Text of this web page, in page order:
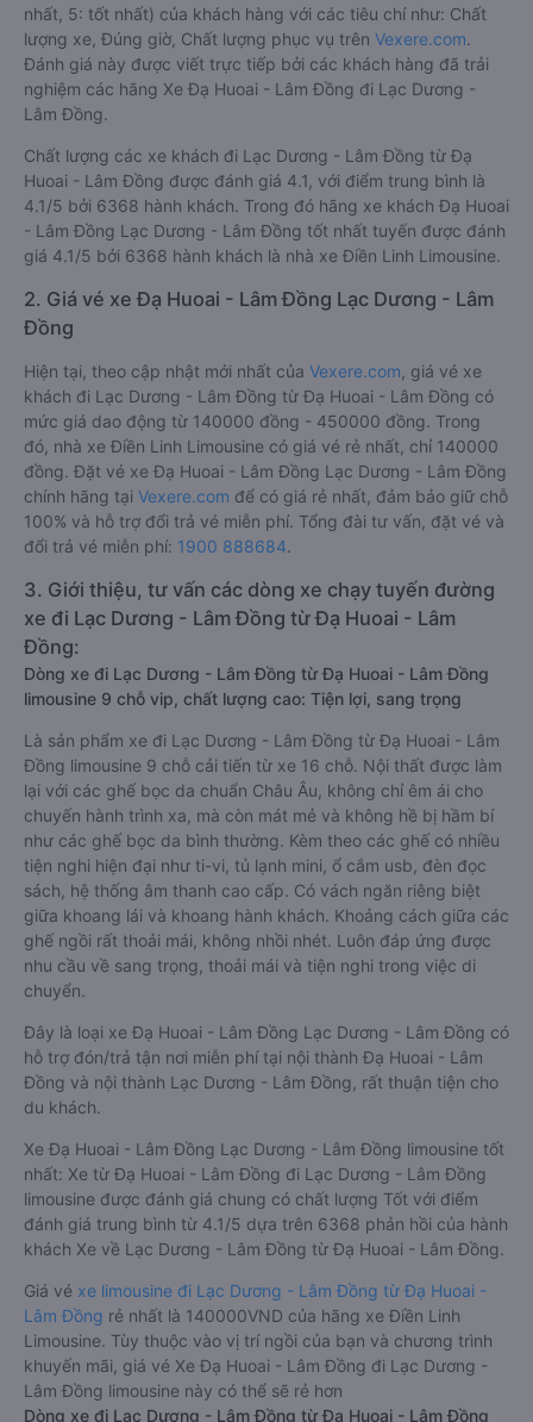
nhất, 5: tốt nhất) của khách hàng với các tiêu chí như: Chất
lượng xe, Đúng giờ, Chất lượng phục vụ trên Vexere.com.
Đánh giá này được viết trực tiếp bởi các khách hàng đã trải
nghiệm các hãng Xe Đạ Huoai - Lâm Đồng đi Lạc Dương -
Lâm Đồng.
Chất lượng các xe khách đi Lạc Dương - Lâm Đồng từ Đạ
Huoai - Lâm Đồng được đánh giá 4.1, với điểm trung bình là
4.1/5 bởi 6368 hành khách. Trong đó hãng xe khách Đạ Huoai
- Lâm Đồng Lạc Dương - Lâm Đồng tốt nhất tuyến được đánh
giá 4.1/5 bởi 6368 hành khách là nhà xe Điền Linh Limousine.
2. Giá vé xe Đạ Huoai - Lâm Đồng Lạc Dương - Lâm
Đồng
Hiện tại, theo cập nhật mới nhất của Vexere.com , giá vé xe
khách đi Lạc Dương - Lâm Đồng từ Đạ Huoai - Lâm Đồng có
mức giá dao động từ 140000 đồng - 450000 đồng. Trong
đó, nhà xe Điền Linh Limousine có giá vé rẻ nhất, chỉ 140000
đồng. Đặt vé xe Đạ Huoai - Lâm Đồng Lạc Dương - Lâm Đồng
chính hãng tại Vexere.com để có giá rẻ nhất, đảm bảo giữ chỗ
100% và hỗ trợ đổi trả vé miễn phí. Tổng đài tư vấn, đặt vé và
đổi trả vé miễn phí: 1900 888684.
3. Giới thiệu, tư vấn các dòng xe chạy tuyến đường
xe đi Lạc Dương - Lâm Đồng từ Đạ Huoai - Lâm
Đồng:
Dòng xe đi Lạc Dương - Lâm Đồng từ Đạ Huoai - Lâm Đồng
limousine 9 chỗ vip, chất lượng cao: Tiện lợi, sang trọng
Là sản phẩm xe đi Lạc Dương - Lâm Đồng từ Đạ Huoai - Lâm
Đồng limousine 9 chỗ cải tiến từ xe 16 chỗ. Nội thất được làm
lại với các ghế bọc da chuẩn Châu Âu, không chỉ êm ái cho
chuyến hành trình xa, mà còn mát mẻ và không hề bị hầm bí
như các ghế bọc da bình thường. Kèm theo các ghế có nhiều
tiện nghi hiện đại như ti-vi, tủ lạnh mini, ổ cắm usb, đèn đọc
sách, hệ thống âm thanh cao cấp. Có vách ngăn riêng biệt
giữa khoang lái và khoang hành khách. Khoảng cách giữa các
ghế ngồi rất thoải mái, không nhồi nhét. Luôn đáp ứng được
nhu cầu về sang trọng, thoải mái và tiện nghi trong việc di
chuyển.
Đây là loại xe Đạ Huoai - Lâm Đồng Lạc Dương - Lâm Đồng có
hỗ trợ đón/trả tận nơi miễn phí tại nội thành Đạ Huoai - Lâm
Đồng và nội thành Lạc Dương - Lâm Đồng, rất thuận tiện cho
du khách.
Xe Đạ Huoai - Lâm Đồng Lạc Dương - Lâm Đồng limousine tốt
nhất: Xe từ Đạ Huoai - Lâm Đồng đi Lạc Dương - Lâm Đồng
limousine được đánh giá chung có chất lượng Tốt với điểm
đánh giá trung bình từ 4.1/5 dựa trên 6368 phản hồi của hành
khách Xe về Lạc Dương - Lâm Đồng từ Đạ Huoai - Lâm Đồng.
Giá vé xe limousine đi Lạc Dương - Lâm Đồng từ Đạ Huoai -
Lâm Đồng rẻ nhất là 140000VND của hãng xe Điền Linh
Limousine. Tùy thuộc vào vị trí ngồi của bạn và chương trình
khuyến mãi, giá vé Xe Đạ Huoai - Lâm Đồng đi Lạc Dương -
Lâm Đồng limousine này có thể sẽ rẻ hơn
Dòng xe đi Lạc Dương - Lâm Đồng từ Đạ Huoai - Lâm Đồng